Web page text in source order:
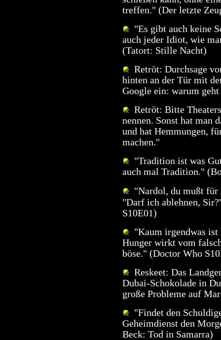
treffen." (Der letzte
"Es gibt auch keine
auch jeder Idiot, wie
(Tatort: Stille Nacht)
Retröt: Durchsage
hinten an der Tür mit
Google ein: warum
Retröt: Bitte
nennen. Sonst hat man
und hat Hemmungen,
machen."
"Tradition ist was
auch mal Tradition."
"Nardol, du mußt für
"Darf ich ablehnen,
S10E01)
"Kaum irgendwas ist
Hunger wirkt vom
böse." (Doctor Who
Reskeet: Das
Dubai-Schokolade in
große Probleme auf
"Findet den
Geheimdienst den
Beck: Tod in Samarra)